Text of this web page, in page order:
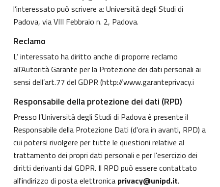
l’interessato può scrivere a: Università degli Studi di
Padova, via VIII Febbraio n. 2, Padova.
Reclamo
L’ interessato ha diritto anche di proporre reclamo
all’Autorità Garante per la Protezione dei dati personali ai
sensi dell’art.77 del GDPR (http://www.garanteprivacy.i
Responsabile della protezione dei dati (RPD)
Presso l’Università degli Studi di Padova è presente il
Responsabile della Protezione Dati (d'ora in avanti, RPD) a
cui potersi rivolgere per tutte le questioni relative al
trattamento dei propri dati personali e per l'esercizio dei
diritti derivanti dal GDPR. Il RPD può essere contattato
all'indirizzo di posta elettronica privacy@unipd.it.